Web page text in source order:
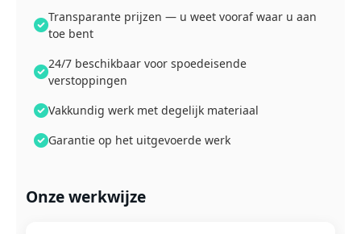
Transparante prijzen — u weet vooraf waar u aan
toe bent
24/7 beschikbaar voor spoedeisende
verstoppingen
Vakkundig werk met degelijk materiaal
Garantie op het uitgevoerde werk
Onze werkwijze